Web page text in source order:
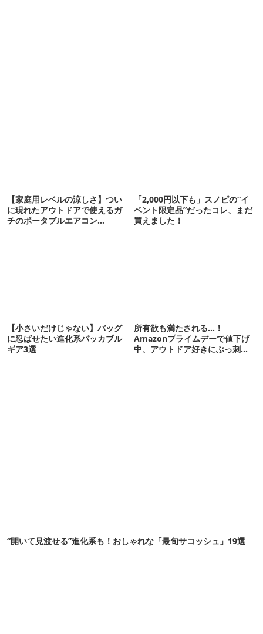
【家庭用レベルの涼しさ】つい
に現れたアウトドアで使えるガ
チのポータブルエアコン
「2,000円以下も」スノピの“イ
ベント限定品”だったコレ、まだ
買えました！
【小さいだけじゃない】バッグ
に忍ばせたい進化系パッカブル
ギア3選
所有欲も満たされる…！
Amazonプライムデーで値下げ
中、アウトドア好きにぶっ刺さ
“開いて見渡せる”進化系も！おしゃれな「最旬サコッシュ」19選